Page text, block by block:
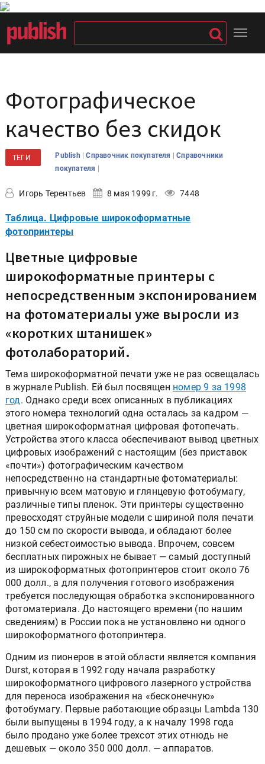
Фотографическое
качество без скидок
ТЕГИ Publish |Справочник покупателя |Справочники
покупателя |
Игорь Терентьев 8 мая 1999 г. 7448
Таблица. Цифровые широкоформатные
фотопринтеры
Цветные цифровые
широкоформатные принтеры с
непосредственным экспонированием
на фотоматериалы уже выросли из
«коротких штанишек»
фотолабораторий.
Тема широкоформатной печати уже не раз освещалась
в журнале Publish. Ей был посвящен номер 9 за 1998
год. Однако среди всех описанных в публикациях
этого номера технологий одна осталась за кадром —
цветная широкоформатная цифровая фотопечать.
Устройства этого класса обеспечивают вывод цветных
цифровых изображений с настоящим (без приставок
«почти») фотографическим качеством
непосредственно на стандартные фотоматериалы:
привычную всем матовую и глянцевую фотобумагу,
различные типы пленок. Эти принтеры существенно
превосходят струйные модели с шириной поля печати
до 150 см по скорости вывода, и обладают более
низкой себестоимостью вывода. Впрочем, совсем
бесплатных пирожных не бывает — самый доступный
из широкоформатных фотопринтеров стоит около 76
000 долл., а для получения готового изображения
требуется последующая обработка экспонированного
фотоматериала. До настоящего времени (по нашим
сведениям) в России пока не установлено ни одного
широкоформатного фотопринтера.
Одним из пионеров в этой области является компания
Durst, которая в 1992 году начала разработку
широкоформатного цифрового лазерного устройства
для переноса изображения на «бесконечную»
фотобумагу. Первые работающие образцы Lambda 130
были выпущены в 1994 году, а к началу 1998 года
было продано уже более трехсот этих отнюдь не
дешевых — около 350 000 долл. — аппаратов.